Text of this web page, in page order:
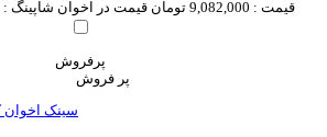
قیمت : 9,082,000 تومان قیمت در اخوان شاپینگ :
پرفروش